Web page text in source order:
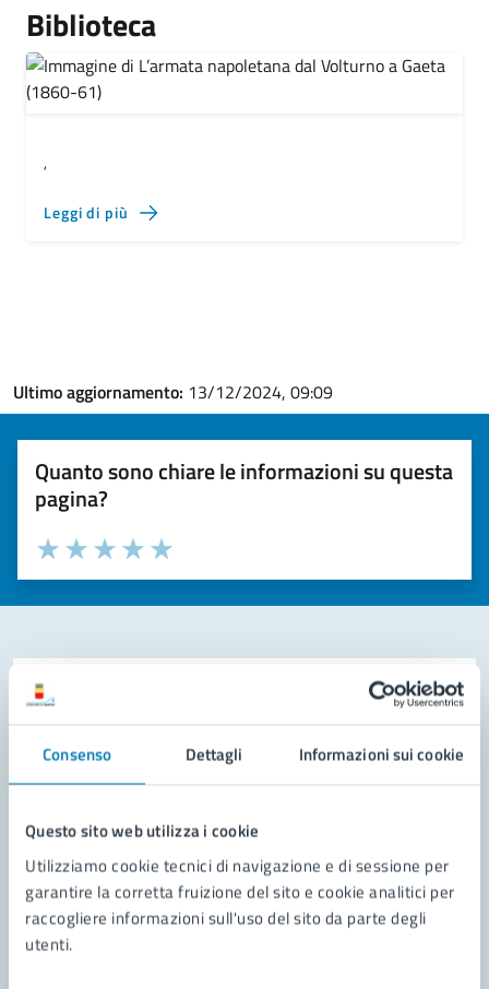
Consenso Dettagli Informazioni sui cookie
Questo sito web utilizza i cookie
Utilizziamo cookie tecnici di navigazione e di sessione per
garantire la corretta fruizione del sito e cookie analitici per
raccogliere informazioni sull'uso del sito da parte degli
utenti.
Biblioteca
,
Leggi di più
Ultimo aggiornamento: 13/12/2024, 09:09
Quanto sono chiare le informazioni su questa
pagina?
Valuta la chiarezza delle informazioni (da 1 a 5 stelle)
Seleziona il numero di stelle per valutare la chiarezza delle
Valuta 5 stelle su 5
Valuta 4 stelle su 5
Valuta 3 stelle su 5
Valuta 2 stelle su 5
Valuta 1 stelle su 5
Contatta il comune
Leggi le domande frequenti
Richiedi assistenza
Prenota appuntamento
Problemi in città
Segnala disservizio